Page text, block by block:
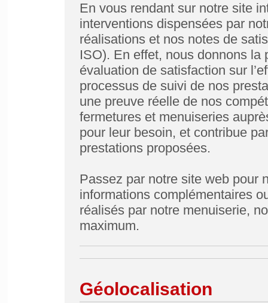
En vous rendant sur notre site
interventions dispensées par
réalisations et nos notes de
ISO). En effet, nous donnons
évaluation de satisfaction sur
processus de suivi de nos
une preuve réelle de nos
fermetures et menuiseries
pour leur besoin, et contribue
prestations proposées.
Passez par notre site web pour
informations complémentaires
réalisés par notre menuiserie,
maximum.
Géolocalisation